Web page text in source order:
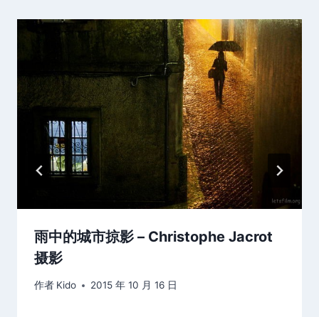
雨中的城市掠影 – Christophe Jacrot
摄影
作者 Kido 2015 年 10 月 16 日